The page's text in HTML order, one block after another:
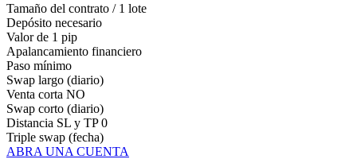
Tamaño del contrato / 1 lote
Depósito necesario
Valor de 1 pip
Apalancamiento financiero
Paso mínimo
Swap largo (diario)
Venta corta NO
Swap corto (diario)
Distancia SL y TP 0
Triple swap (fecha)
ABRA UNA CUENTA